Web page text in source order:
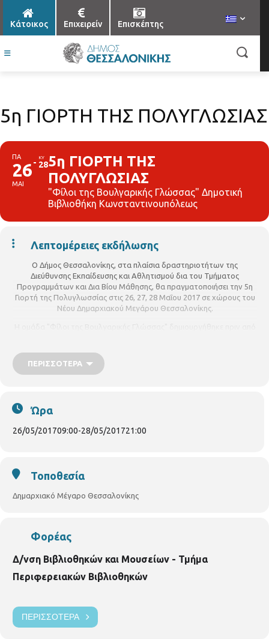
Κάτοικος Επιχειρείν Επισκέπτης
5η ΓΙΟΡΤΗ ΤΗΣ ΠΟΛΥΓΛΩΣΙΑΣ
ΠΑ
26
ΜΑΙ
ΚΥ
285η ΓΙΟΡΤΗ ΤΗΣ
ΠΟΛΥΓΛΩΣΙΑΣ
"Φίλοι της Βουλγαρικής Γλώσσας" Δημοτική
Βιβλιοθήκη Κωνσταντινουπόλεως
Λεπτομέρειες εκδήλωσης
Ο Δήμος Θεσσαλονίκης, στα πλαίσια δραστηριοτήτων της
Διεύθυνσης Εκπαίδευσης και Αθλητισμού δια του Τμήματος
Προγραμμάτων και Δια Βίου Μάθησης, θα πραγματοποιήσει την 5η
Γιορτή της Πολυγλωσσίας στις 26, 27, 28 Μαΐου 2017 σε χώρους του
Νέου Δημαρχιακού Μεγάρου Θεσσαλονίκης.
διοργάνωσε το Τμήμα Περιφερειακών Βιβλιοθηκών του Δήμου
Θεσσαλονίκης. Τα μαθήματα αυτά διεξάγονται μέχρι και σήμερα στη
είναι μέλος της εκπαιδευτικής ομάδας ΔιΕπαφη και συμμετέχει κάθε
Φέτος στην ομάδα συμμετέχουν και εργαζόμενοι από το
Κυριακή 28 Μαΐου 2017 και ώρα 6 μ.μ. να παρευρεθείτε στο χώρο
"Καφέ Πολυγλωσσίας"
τη συμμετοχή της ομάδας μας όπως και όλες τις δράσεις της
ΠΕΡΙΣΣΌΤΕΡΑ
Ώρα
26/05/201709:00-28/05/201721:00
Τοποθεσία
Δημαρχιακό Μέγαρο Θεσσαλονίκης
Φορέας
Δ/νση Βιβλιοθηκών και Μουσείων - Τμήμα
Περιφερειακών Βιβλιοθηκών
ΠΕΡΙΣΣΌΤΕΡΑ